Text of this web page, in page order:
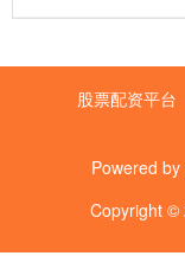
股票配资平台
Powered by
Copyright ©